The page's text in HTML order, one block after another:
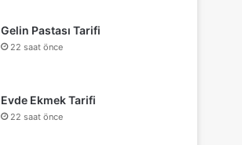
Gelin Pastası Tarifi
22 saat önce
Evde Ekmek Tarifi
22 saat önce